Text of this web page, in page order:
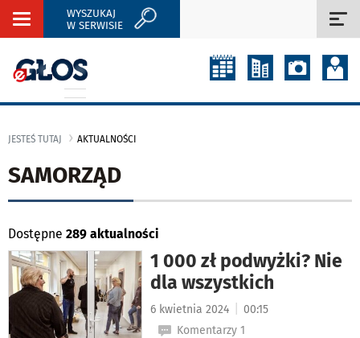
Rozwiń
WYSZUKAJ
W SERWISIE
JESTEŚ TUTAJ AKTUALNOŚCI
SAMORZĄD
Dostępne 289 aktualności
1 000 zł podwyżki? Nie
dla wszystkich
6 kwietnia 2024
00:15
Komentarzy 1